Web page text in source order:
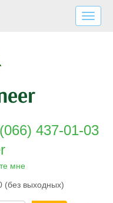
437-01-03
мне
(без выходных)